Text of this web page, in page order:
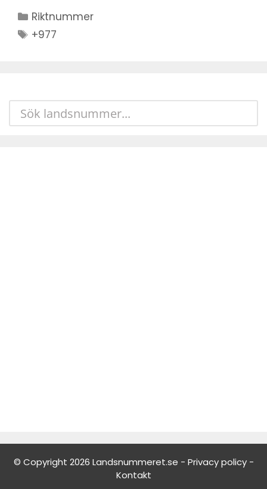
Kategorier
Riktnummer
Stikkord
+977
© Copyright 2026 Landsnummeret.se - Privacy policy-
Kontakt